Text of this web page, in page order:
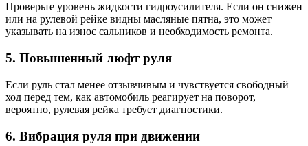
Проверьте уровень жидкости гидроусилителя. Если он снижен
или на рулевой рейке видны масляные пятна, это может
указывать на износ сальников и необходимость ремонта.
5. Повышенный люфт руля
Если руль стал менее отзывчивым и чувствуется свободный
ход перед тем, как автомобиль реагирует на поворот,
вероятно, рулевая рейка требует диагностики.
6. Вибрация руля при движении